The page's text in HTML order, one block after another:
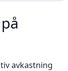
avkastning